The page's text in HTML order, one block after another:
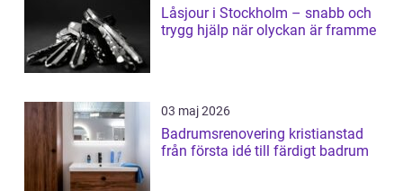
Låsjour i Stockholm – snabb och
trygg hjälp när olyckan är framme
03 maj 2026
Badrumsrenovering kristianstad
från första idé till färdigt badrum